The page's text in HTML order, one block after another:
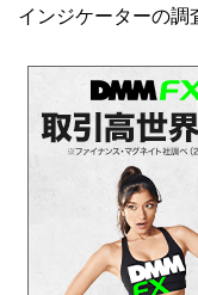
インジケーターの調